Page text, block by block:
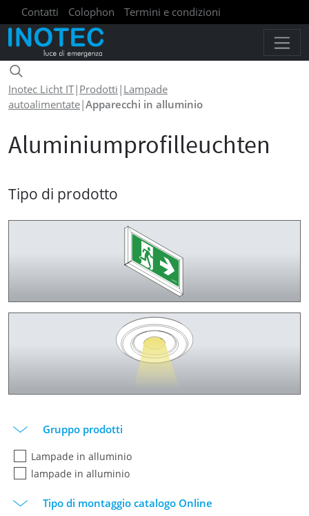
Contatti Colophon
Termini e condizioni
Politica sulla riservatezza
Inotec Licht IT| Prodotti | Lampade
autoalimentate|Apparecchi in alluminio
Aluminiumprofilleuchten
Tipo di prodotto
Gruppo prodotti
Lampade in alluminio
lampade in alluminio
Tipo di montaggio catalogo Online